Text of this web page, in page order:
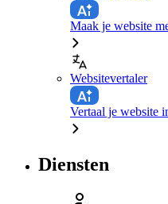
Maak je website
Websitevertaler
Vertaal je website
Diensten